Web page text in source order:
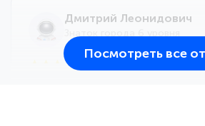
Дмитрий Леонидович
Посмотреть все